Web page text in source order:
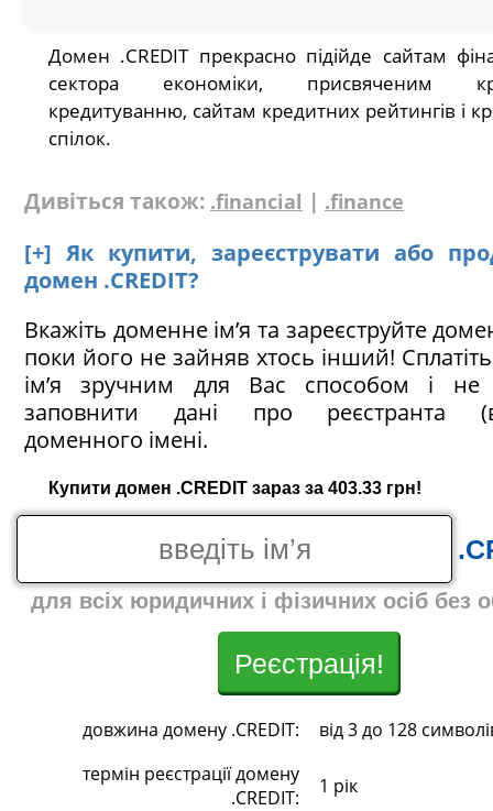
Домен .CREDIT прекрасно підійде сайтам
сектора економіки, присвяченим
кредитуванню, сайтам кредитних рейтингів і
спілок.
Дивіться також: .financial | .finance
[+] Як купити, зареєструвати або
домен .CREDIT?
Вкажіть доменне ім’я та зареєструйте
поки його не зайняв хтось інший!
ім’я зручним для Вас способом і не
заповнити дані про реєстранта
доменного імені.
Купити домен .CREDIT зараз за 403.33 грн!
для всіх юридичних і фізичних осіб без
Реєстрація!
довжина домену .CREDIT:
від 3 до 128
термін реєстрації домену
.CREDIT:
1 рік